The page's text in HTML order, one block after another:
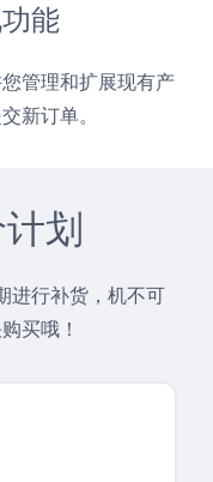
能
管理和扩展现有产
新订单。
划
进行补货，机不可
买哦！